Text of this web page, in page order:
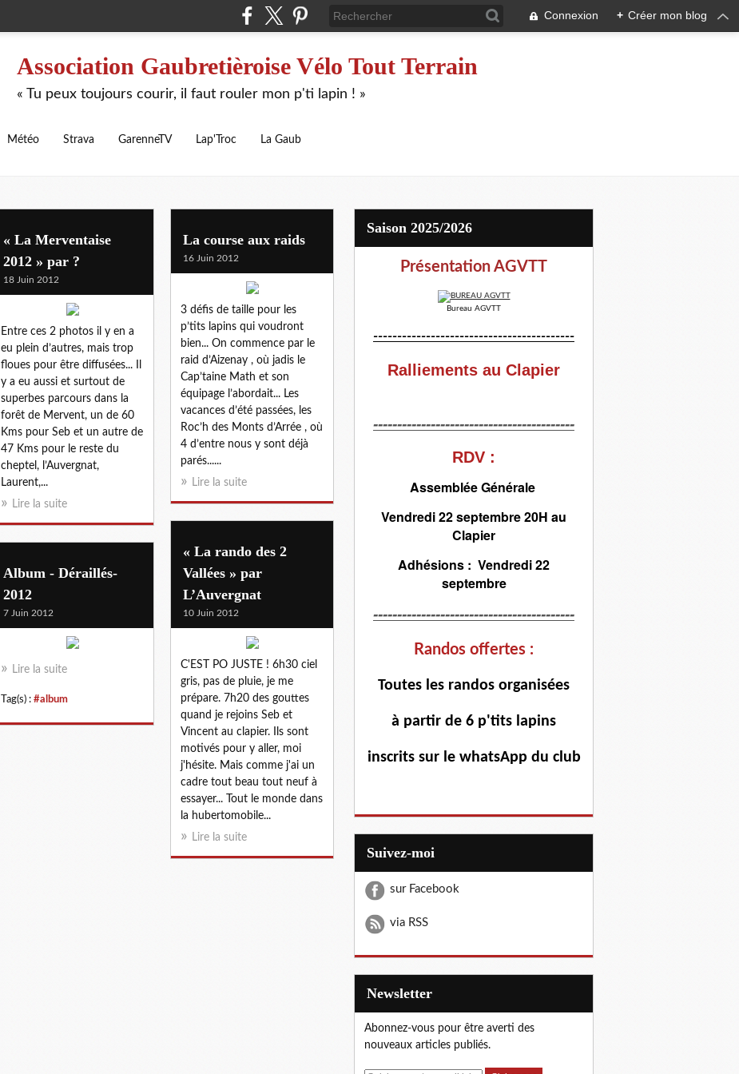
Connexion + Créer mon blog
Association Gaubretièroise Vélo Tout Terrain
« Tu peux toujours courir, il faut rouler mon p'ti lapin ! »
Météo Strava GarenneTV Lap'Troc La Gaub
« La Merventaise
2012 » par ?
18 Juin 2012
Entre ces 2 photos il y en a
eu plein d’autres, mais trop
floues pour être diffusées... Il
y a eu aussi et surtout de
superbes parcours dans la
forêt de Mervent, un de 60
Kms pour Seb et un autre de
47 Kms pour le reste du
cheptel, l’Auvergnat,
Laurent,...
Lire la suite
La course aux raids
16 Juin 2012
3 défis de taille pour les
p’tits lapins qui voudront
bien... On commence par le
raid d’Aizenay , où jadis le
Cap’taine Math et son
équipage l’abordait... Les
vacances d’été passées, les
Roc’h des Monts d’Arrée , où
4 d’entre nous y sont déjà
parés......
Lire la suite
« La rando des 2
Vallées » par
L’Auvergnat
10 Juin 2012
C'EST PO JUSTE ! 6h30 ciel
gris, pas de pluie, je me
prépare. 7h20 des gouttes
quand je rejoins Seb et
Vincent au clapier. Ils sont
motivés pour y aller, moi
j'hésite. Mais comme j'ai un
cadre tout beau tout neuf à
essayer... Tout le monde dans
la hubertomobile...
Lire la suite
Album - Déraillés-
2012
7 Juin 2012
Lire la suite
Tag(s) : #album
Saison 2025/2026
Présentation AGVTT
Bureau AGVTT
------------------------------------------
Ralliements au Clapier
------------------------------------------
RDV :
Assemblée Générale
Vendredi 22 septembre 20H au
Clapier
Adhésions : Vendredi 22
septembre
------------------------------------------
Randos offertes :
Toutes les randos organisées
à partir de 6 p'tits lapins
inscrits sur le whatsApp du club
Suivez-moi
sur Facebook
via RSS
Newsletter
Abonnez-vous pour être averti des
nouveaux articles publiés.